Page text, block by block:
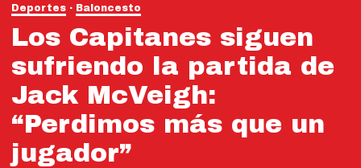
Deportes Baloncesto
Los Capitanes siguen
sufriendo la partida de
Jack McVeigh:
“Perdimos más que un
jugador”